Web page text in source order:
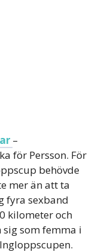
–
för Persson. För
behövde
mer än att ta
fyra sexband
kilometer och
som femma i